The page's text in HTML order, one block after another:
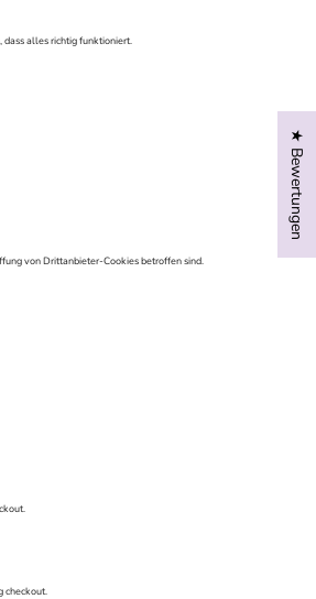
alles richtig funktioniert.
von Drittanbieter-Cookies betroffen sind.
checkout.
★ Bewertungen